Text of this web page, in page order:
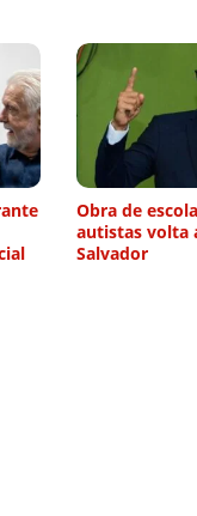
Obra de
autistas volta
Salvador